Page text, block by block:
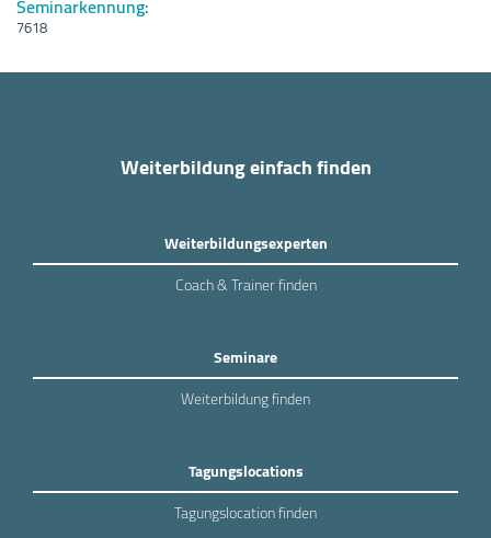
7618
Weiterbildung einfach finden
Weiterbildungsexperten
Coach & Trainer finden
Seminare
Weiterbildung finden
Tagungslocations
Tagungslocation finden